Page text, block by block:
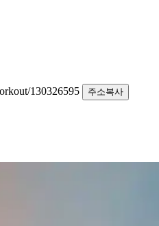
130326595
주소복사